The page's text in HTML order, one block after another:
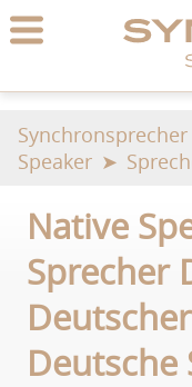
Synchronsprecher
Speaker
Native
Sprecher
Deutsche